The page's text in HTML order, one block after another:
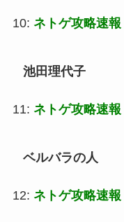
10: ネトゲ攻略速報
池田理代子
11: ネトゲ攻略速報
ベルバラの人
12: ネトゲ攻略速報